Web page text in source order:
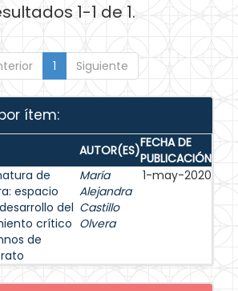
1-1 de 1.
1 Siguiente
ítem:
AUTOR(ES)FECHA DE
PUBLICACIÓN
de
espacio
del
crítico
de
María
Alejandra
Castillo
Olvera
1-may-2020